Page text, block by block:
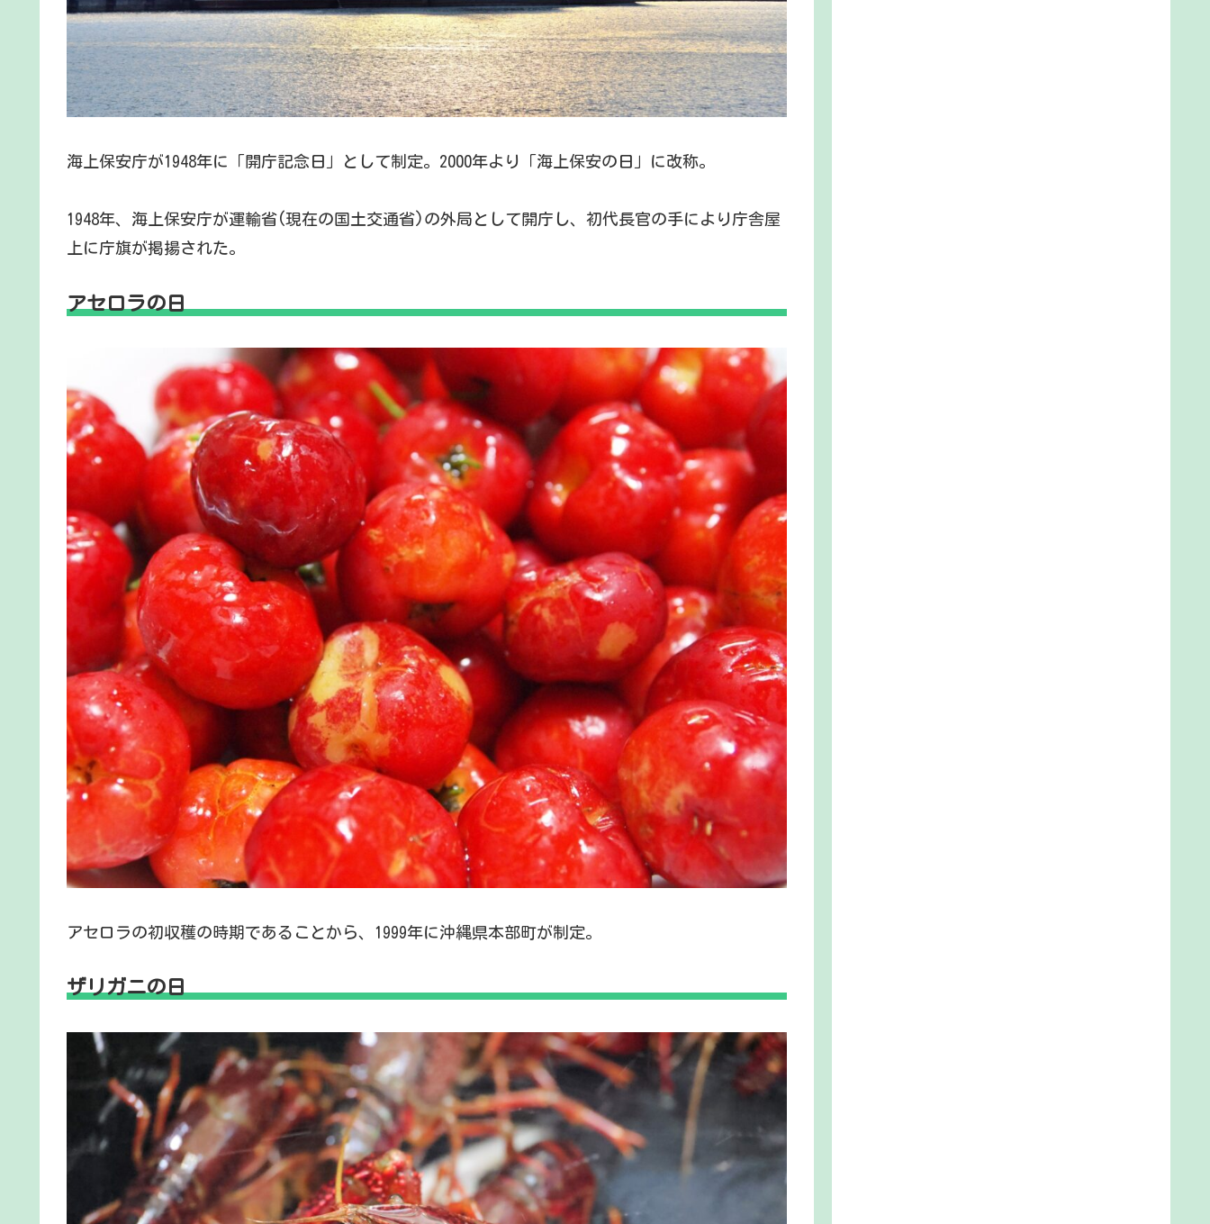
海上保安庁が1948年に「開庁記念日」として制定。2000年より「海上保安の日」に改称。
1948年、海上保安庁が運輸省(現在の国土交通省)の外局として開庁し、初代長官の手により庁舎屋
上に庁旗が掲揚された。
アセロラの日
アセロラの初収穫の時期であることから、1999年に沖縄県本部町が制定。
ザリガニの日